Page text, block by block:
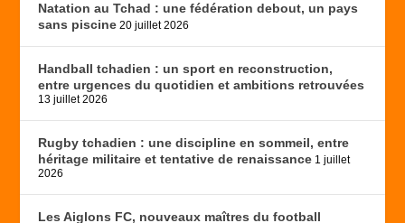
Natation au Tchad : une fédération debout, un pays
sans piscine 20 juillet 2026
Handball tchadien : un sport en reconstruction,
entre urgences du quotidien et ambitions retrouvées
13 juillet 2026
Rugby tchadien : une discipline en sommeil, entre
héritage militaire et tentative de renaissance 1 juillet
2026
Les Aiglons FC, nouveaux maîtres du football